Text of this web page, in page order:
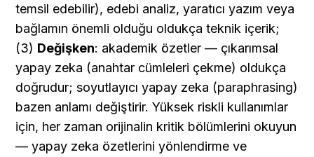
temsil edebilir), edebi analiz, yaratıcı yazım veya
bağlamın önemli olduğu oldukça teknik içerik;
(3) Değişken: akademik özetler — çıkarımsal
yapay zeka (anahtar cümleleri çekme) oldukça
doğrudur; soyutlayıcı yapay zeka (paraphrasing)
bazen anlamı değiştirir. Yüksek riskli kullanımlar
için, her zaman orijinalin kritik bölümlerini okuyun
— yapay zeka özetlerini yönlendirme ve